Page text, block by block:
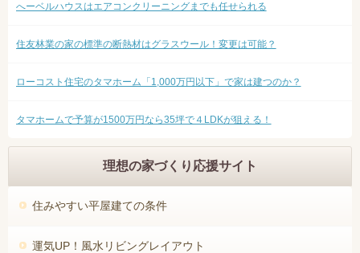
へーベルハウスはエアコンクリーニングまでも任せられる
住友林業の家の標準の断熱材はグラスウール！変更は可能？
ローコスト住宅のタマホーム「1,000万円以下」で家は建つのか？
タマホームで予算が1500万円なら35坪で４LDKが狙える！
理想の家づくり応援サイト
住みやすい平屋建ての条件
運気UP！風水リビングレイアウト